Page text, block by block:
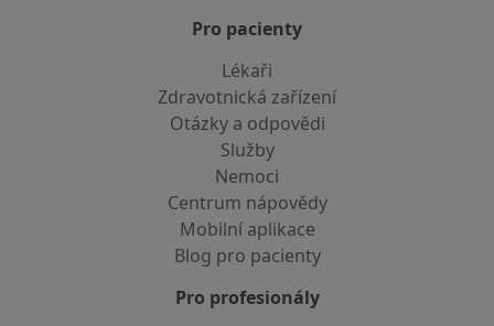
Pro pacienty
Lékaři
Zdravotnická zařízení
Otázky a odpovědi
Služby
Nemoci
Centrum nápovědy
Mobilní aplikace
Blog pro pacienty
Pro profesionály